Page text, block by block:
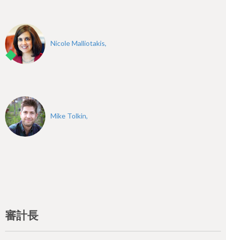
Nicole Malliotakis,
Mike Tolkin,
審計長